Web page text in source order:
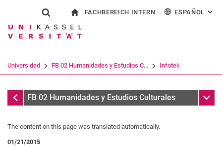
Jump directly to: content
Jump directly to: search
Jump directly to: main
Show search form
Search term
Search (opens an external link in a
FACHBEREICH INTERN ESPAÑOL :
Universidad FB 02 Humanidades y Estudios C... Infotek
InfotekFB 02 Humanidades y Estudios Culturales Sub
The content on this page was translated automatically.
01/21/2015